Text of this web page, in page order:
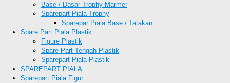
Base / Dasar Trophy Marmer
Sparepart Piala Trophy
Sparepar Piala Base / Tatakan
Spare Part Piala Plastik
Figure Plastik
Spare Part Tengah Plastik
Sparepart Piala Plastik
SPAREPART PIALA
Sparepart Piala Figur